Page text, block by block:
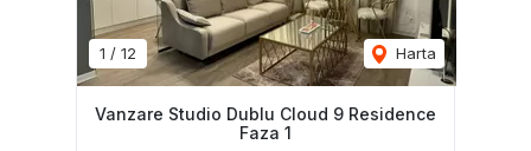
1 / 12 Harta
Vanzare Studio Dublu Cloud 9 Residence
Faza 1